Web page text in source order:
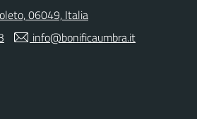
06049, Italia
info@bonificaumbra.it